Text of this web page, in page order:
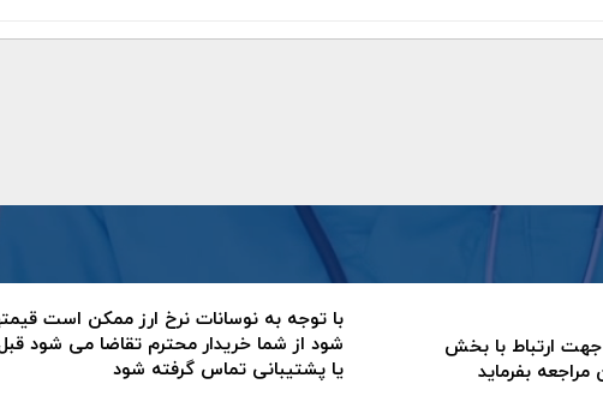
جهت ارتباط با بخش
بفرماید
با توجه به نوسانات نرخ ارز ممکن است
شود از شما خریدار محترم تقاضا می شود
یا پشتیبانی تماس گرفته شود